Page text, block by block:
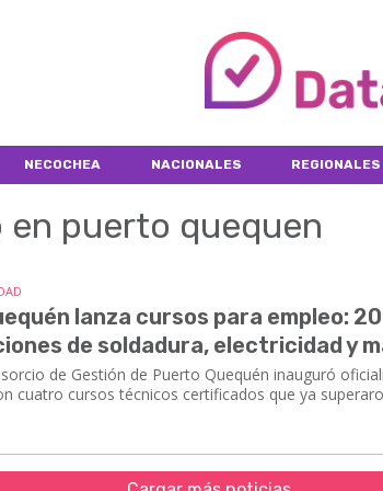
NECOCHEA NACIONALES REGIONALES
en puerto quequen
lanza cursos para empleo:
de soldadura, electricidad y
de Gestión de Puerto Quequén inauguró
cuatro cursos técnicos certificados que ya